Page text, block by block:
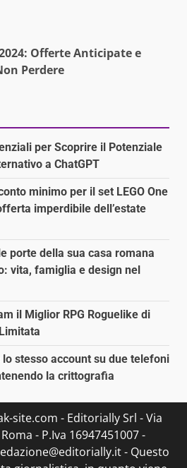
Offerte Anticipate e
Perdere
per Scoprire il Potenziale
a ChatGPT
minimo per il set LEGO One
imperdibile dell’estate
porte della sua casa romana
vita, famiglia e design nel
il Miglior RPG Roguelike di
stesso account su due telefoni
la crittografia
site.com - Editorially Srl - Via
- P.Iva 16947451007 -
- Questo